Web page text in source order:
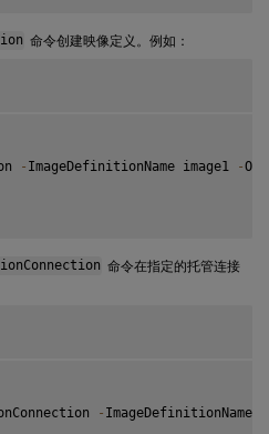
命令创建映像定义。例如：
- ImageDefinitionName image1 -
命令在指定的托管连接
- ImageDefinitionName